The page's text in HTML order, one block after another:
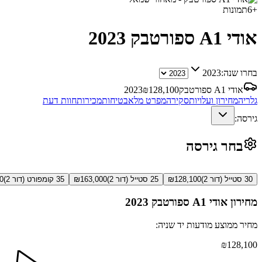
+
6תמונות
אודי A1 ספורטבק 2023
בחרו שנה:2023
אודי A1 ספורטבק
2023₪128,100
גלריהמחירון ועלויותסקירהמפרט מלאבטיחותמכירותחוות דעת
גירסה:
בחר גירסה
30 סטייל (דור 2) ₪128,100 25 סטייל (דור 2) ₪163,000 35 קומפורט (דור 2)
מחירון אודי A1 ספורטבק 2023
מחיר ממוצע מודעות יד שניה:
₪128,100